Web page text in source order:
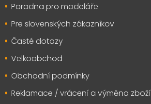
Poradna pro modeláře
Pre slovenských zákazníkov
Časté dotazy
Velkoobchod
Obchodní podmínky
Reklamace / vrácení a výměna zboží